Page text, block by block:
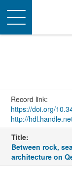
Toggle
navigation
Record link:
https://doi.org/
http://
Title:
Between rock,
architecture on